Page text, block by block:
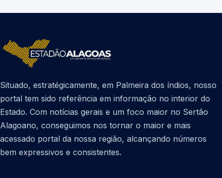
Situado, estratégicamente, em Palmeira dos índios, nosso
portal tem sido referência em informação no interior do
Estado. Com notícias gerais e um foco maior no Sertão
Alagoano, conseguimos nos tornar o maior e mais
acessado portal da nossa região, alcançando números
bem expressivos e consistentes.